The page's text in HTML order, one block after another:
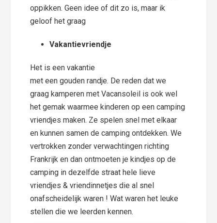
oppikken. Geen idee of dit zo is, maar ik
geloof het graag
Vakantievriendje
Het is een vakantie
met een gouden randje. De reden dat we
graag kamperen met Vacansoleil is ook wel
het gemak waarmee kinderen op een camping
vriendjes maken. Ze spelen snel met elkaar
en kunnen samen de camping ontdekken. We
vertrokken zonder verwachtingen richting
Frankrijk en dan ontmoeten je kindjes op de
camping in dezelfde straat hele lieve
vriendjes & vriendinnetjes die al snel
onafscheidelijk waren ! Wat waren het leuke
stellen die we leerden kennen.